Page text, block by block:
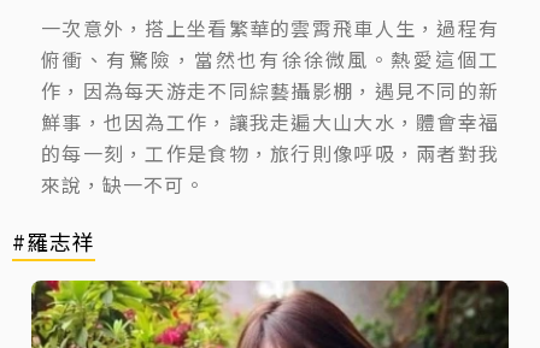
一次意外，搭上坐看繁華的雲霄飛車人生，過程有
俯衝、有驚險，當然也有徐徐微風。熱愛這個工
作，因為每天游走不同綜藝攝影棚，遇見不同的新
鮮事，也因為工作，讓我走遍大山大水，體會幸福
的每一刻，工作是食物，旅行則像呼吸，兩者對我
來說，缺一不可。
#羅志祥